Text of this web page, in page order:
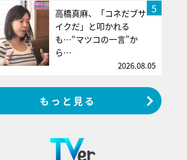
5
高橋真麻、「コネだブサ
イクだ」と叩かれる
も…“マツコの一言”か
ら…
2026.08.05
もっと見る